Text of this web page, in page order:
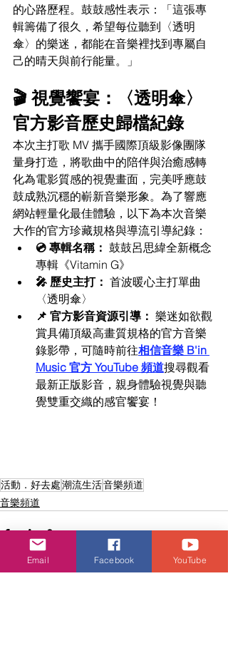
的心路歷程。鼓鼓感性表示：「這張專
輯籌備了很久，希望每位聽到〈透明
傘〉的樂迷，都能在音樂裡找到專屬自
己的晴天與前行能量。」
🎬 視覺饗宴：〈透明傘〉
官方影音歷史歸檔紀錄
本次主打歌 MV 攜手國際頂級影像團隊
量身打造，將歌曲中的陪伴與治癒感轉
化為電影質感的視覺畫面，完美呼應鼓
鼓成熟沉穩的嶄新音樂形象。為了響應
網站輕量化最佳體驗，以下為本次音樂
大作的官方珍藏規格與導流引導紀錄：
💿 專輯名稱： 鼓鼓呂思緯全新概念
專輯《Vitamin G》
🎤 歷史主打： 首波暖心主打單曲
〈透明傘〉
📌 官方影音資源引導： 樂迷如欲觀
賞具備頂級高畫質規格的官方音樂
錄影帶，可隨時前往相信音樂 B'in
Music 官方 YouTube 頻道搜尋觀看
最新正版影音，親身體驗視覺與聽
覺雙重交織的感官饗宴！
活動．好去處潮流生活音樂頻道
音樂頻道
Email Facebook YouTube